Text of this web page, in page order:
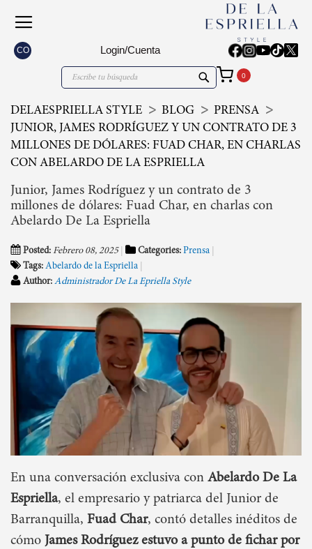
CO Login/Cuenta
Search
DELAESPRIELLA STYLE BLOG
PRENSA
JUNIOR, JAMES RODRÍGUEZ Y UN CONTRATO DE 3
MILLONES DE DÓLARES: FUAD CHAR, EN CHARLAS
CON ABELARDO DE LA ESPRIELLA
Junior, James Rodríguez y un contrato de 3
millones de dólares: Fuad Char, en charlas con
Abelardo De La Espriella
Posted: Febrero 08, 2025 Categories: Prensa
Tags: Abelardo de la Espriella
Author: Administrador De La Epriella Style
En una conversación exclusiva con Abelardo De La
Espriella, el empresario y patriarca del Junior de
Barranquilla, Fuad Char, contó detalles inéditos de
cómo James Rodríguez estuvo a punto de fichar por